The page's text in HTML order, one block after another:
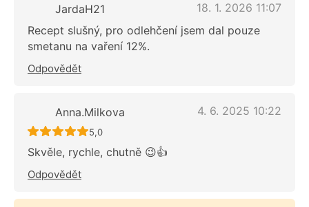
JardaH21
18. 1. 2026 11:07
Recept slušný, pro odlehčení jsem dal pouze
smetanu na vaření 12%.
Odpovědět
Anna.Milkova 4. 6. 2025 10:22
Recept ještě nebyl hodnocen
5,0
Skvěle, rychle, chutně 😉👍
Odpovědět